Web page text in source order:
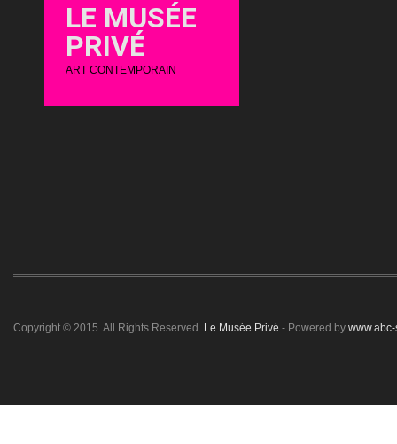
LE MUSÉE
PRIVÉ
ART CONTEMPORAIN
Copyright © 2015. All Rights Reserved. Le Musée Privé - Powered by